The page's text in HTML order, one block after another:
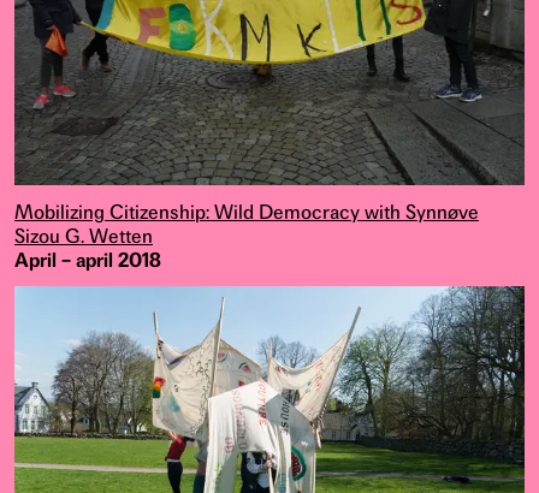
Mobilizing Citizenship: Wild Democracy with Synnøve
Sizou G. Wetten
April – april 2018